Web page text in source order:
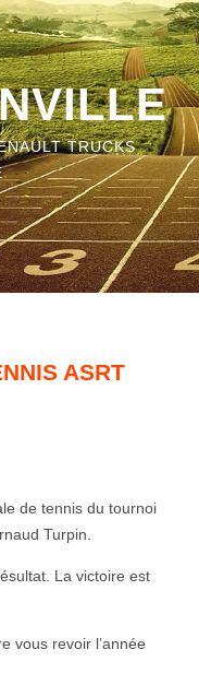
TRUCKS
ASRT
de tennis du tournoi
Turpin.
La victoire est
vous revoir l’année